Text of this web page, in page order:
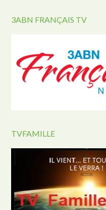
3ABN FRANÇAIS TV
TVFAMILLE